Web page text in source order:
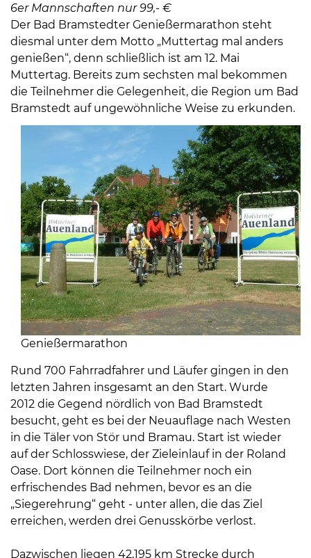
04192-
506-
zentrale@badbramstedt.de
Mo,
Di,
Fr
Uhr
und
14
Uhr
sowie
außerhalb
der
Öffnungszeiten
nach
6er Mannschaften nur 99,- €
Der Bad Bramstedter Genießermarathon steht
diesmal unter dem Motto „Muttertag mal anders
genießen“, denn schließlich ist am 12. Mai
Muttertag. Bereits zum sechsten mal bekommen
die Teilnehmer die Gelegenheit, die Region um Bad
Bramstedt auf ungewöhnliche Weise zu erkunden.
Genießermarathon
Rund 700 Fahrradfahrer und Läufer gingen in den
letzten Jahren insgesamt an den Start. Wurde
2012 die Gegend nördlich von Bad Bramstedt
besucht, geht es bei der Neuauflage nach Westen
in die Täler von Stör und Bramau. Start ist wieder
auf der Schlosswiese, der Zieleinlauf in der Roland
Oase. Dort können die Teilnehmer noch ein
erfrischendes Bad nehmen, bevor es an die
„Siegerehrung“ geht - unter allen, die das Ziel
erreichen, werden drei Genusskörbe verlost.
Dazwischen liegen 42,195 km Strecke durch